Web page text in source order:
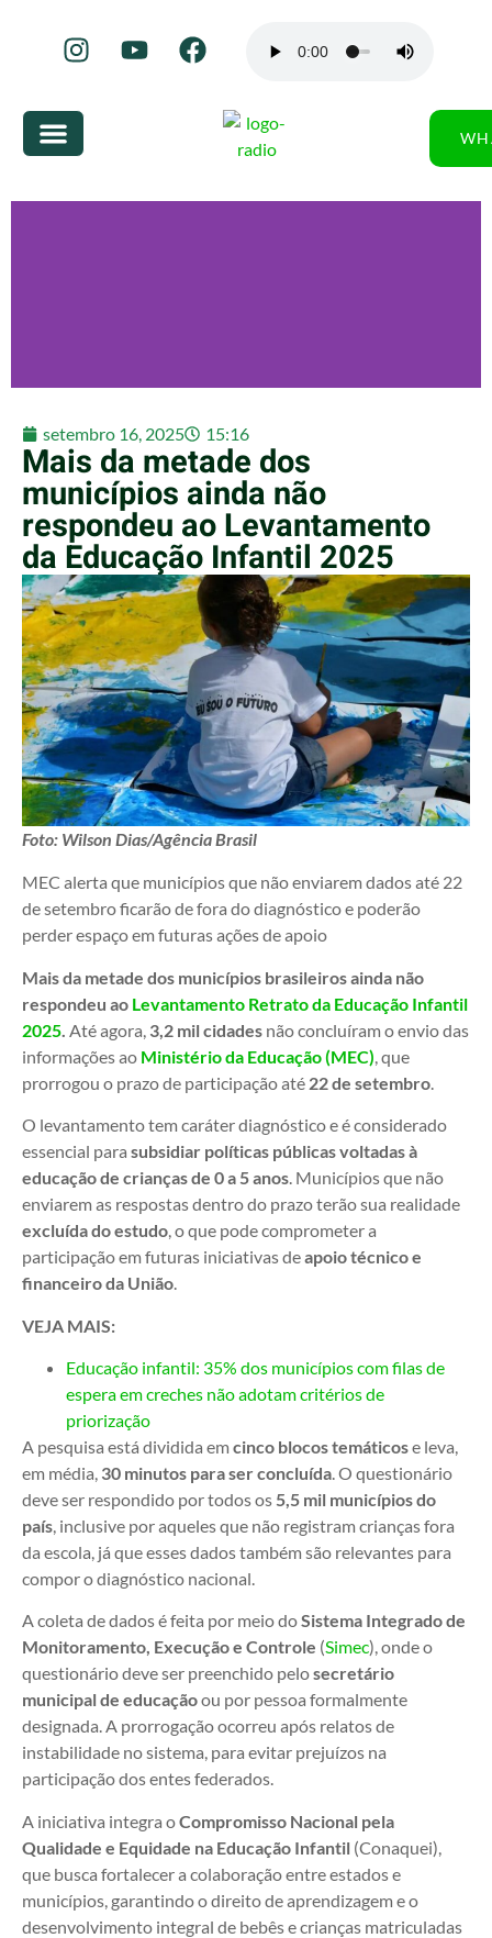
setembro 16, 2025 15:16
Mais da metade dos
municípios ainda não
respondeu ao Levantamento
da Educação Infantil 2025
Foto: Wilson Dias/Agência Brasil
MEC alerta que municípios que não enviarem dados até 22
de setembro ficarão de fora do diagnóstico e poderão
perder espaço em futuras ações de apoio
Mais da metade dos municípios brasileiros ainda não
respondeu ao Levantamento Retrato da Educação Infantil
2025 Até agora, 3,2 mil cidades não concluíram o envio das
informações ao Ministério da Educação (MEC) , que
prorrogou o prazo de participação até 22 de setembro
O levantamento tem caráter diagnóstico e é considerado
essencial para subsidiar políticas públicas voltadas à
educação de crianças de 0 a 5 anos. Municípios que não
enviarem as respostas dentro do prazo terão sua realidade
excluída do estudo, o que pode comprometer a
participação em futuras iniciativas deapoio técnico e
financeiro da União.
VEJA MAIS:
Educação infantil: 35% dos municípios com filas de
espera em creches não adotam critérios de
priorização
A pesquisa está dividida emcinco blocos temáticose leva,
em média, 30 minutos para ser concluída. O questionário
deve ser respondido por todos os 5,5 mil municípios do
país, inclusive por aqueles que não registram crianças fora
da escola, já que esses dados também são relevantes para
compor o diagnóstico nacional.
A coleta de dados é feita por meio doSistema Integrado de
Monitoramento, Execução e Controle (Simec), onde o
questionário deve ser preenchido pelosecretário
municipal de educaçãoou por pessoa formalmente
designada. A prorrogação ocorreu após relatos de
instabilidade no sistema, para evitar prejuízos na
participação dos entes federados.
A iniciativa integra oCompromisso Nacional pela
Qualidade e Equidade na Educação Infantil (Conaquei),
que busca fortalecer a colaboração entre estados e
municípios, garantindo o direito de aprendizagem e o
desenvolvimento integral de bebês e crianças matriculadas